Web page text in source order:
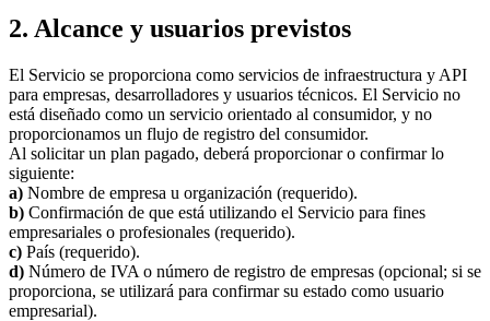
2. Alcance y usuarios previstos
El Servicio se proporciona como servicios de infraestructura y API
para empresas, desarrolladores y usuarios técnicos. El Servicio no
está diseñado como un servicio orientado al consumidor, y no
proporcionamos un flujo de registro del consumidor.
Al solicitar un plan pagado, deberá proporcionar o confirmar lo
siguiente:
a) Nombre de empresa u organización (requerido).
b) Confirmación de que está utilizando el Servicio para fines
empresariales o profesionales (requerido).
c) País (requerido).
d) Número de IVA o número de registro de empresas (opcional; si se
proporciona, se utilizará para confirmar su estado como usuario
empresarial).